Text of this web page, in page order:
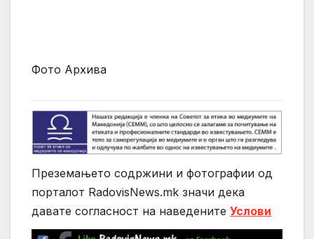
Фото Архива
Преземањето содржини и фотографии од
порталот RadovisNews.mk значи дека
давате согласност на нaведените Услови